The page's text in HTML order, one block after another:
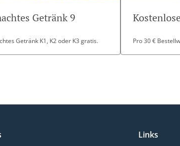
Getränk 9
Getränk K1, K2 oder K3 gratis. Pro 30 €
Links